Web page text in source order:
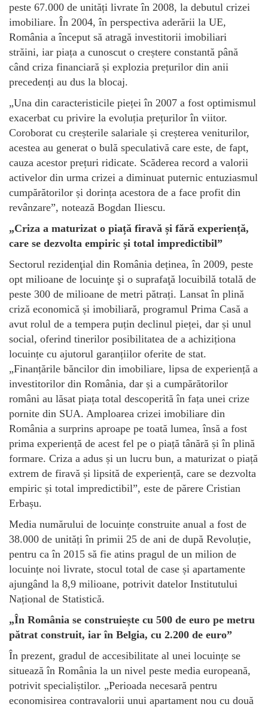
peste 67.000 de unități livrate în 2008, la debutul crizei
imobiliare. În 2004, în perspectiva aderării la UE,
România a început să atragă investitorii imobiliari
străini, iar piața a cunoscut o creștere constantă până
când criza financiară și explozia prețurilor din anii
precedenți au dus la blocaj.
„Una din caracteristicile pieței în 2007 a fost optimismul
exacerbat cu privire la evoluția prețurilor în viitor.
Coroborat cu creșterile salariale și creșterea veniturilor,
acestea au generat o bulă speculativă care este, de fapt,
cauza acestor prețuri ridicate. Scăderea record a valorii
activelor din urma crizei a diminuat puternic entuziasmul
cumpărătorilor și dorința acestora de a face profit din
revânzare”, notează Bogdan Iliescu.
„Criza a maturizat o piață firavă și fără experiență,
care se dezvolta empiric și total impredictibil”
Sectorul rezidenţial din România deținea, în 2009, peste
opt milioane de locuinţe şi o suprafaţă locuibilă totală de
peste 300 de milioane de metri pătrați. Lansat în plină
criză economică și imobiliară, programul Prima Casă a
avut rolul de a tempera puțin declinul pieței, dar și unul
social, oferind tinerilor posibilitatea de a achiziționa
locuințe cu ajutorul garanțiilor oferite de stat.
„Finanțările băncilor din imobiliare, lipsa de experiență a
investitorilor din România, dar și a cumpărătorilor
români au lăsat piața total descoperită în fața unei crize
pornite din SUA. Amploarea crizei imobiliare din
România a surprins aproape pe toată lumea, însă a fost
prima experiență de acest fel pe o piață tânără și în plină
formare. Criza a adus și un lucru bun, a maturizat o piață
extrem de firavă și lipsită de experiență, care se dezvolta
empiric și total impredictibil”, este de părere Cristian
Erbașu.
Media numărului de locuințe construite anual a fost de
38.000 de unități în primii 25 de ani de după Revoluție,
pentru ca în 2015 să fie atins pragul de un milion de
locuințe noi livrate, stocul total de case și apartamente
ajungând la 8,9 milioane, potrivit datelor Institutului
Național de Statistică.
„În România se construiește cu 500 de euro pe metru
pătrat construit, iar în Belgia, cu 2.200 de euro”
În prezent, gradul de accesibilitate al unei locuințe se
situează în România la un nivel peste media europeană,
potrivit specialiștilor. „Perioada necesară pentru
economisirea contravalorii unui apartament nou cu două